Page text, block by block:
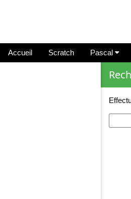
Accueil Scratch Pascal